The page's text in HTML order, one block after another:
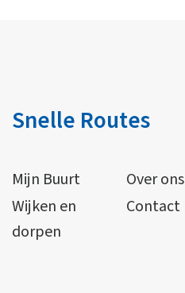
Snelle Routes
Mijn Buurt
Over ons
Wijken en
dorpen
Contact